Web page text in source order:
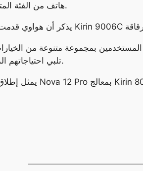
هاتف من الفئة المتوسطة.
بمجموعة متنوعة من
تلبي احتياجاتهم المختلفة.